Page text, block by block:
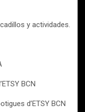
y actividades.
BCN
d’ETSY BCN